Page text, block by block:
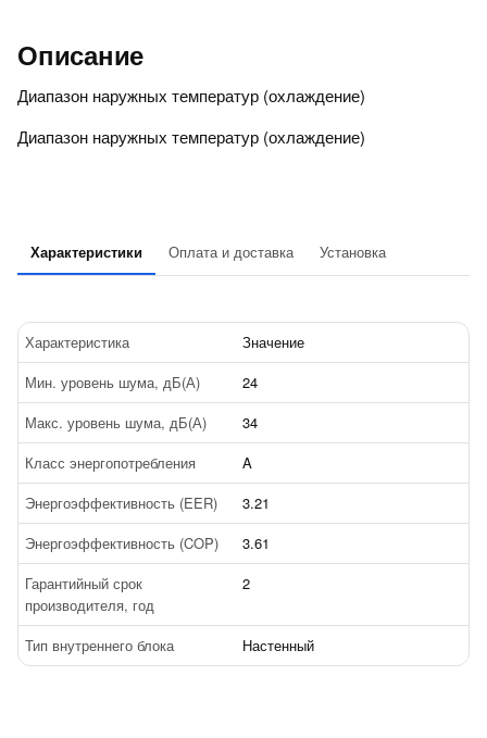
Описание
Диапазон наружных температур (охлаждение)
Диапазон наружных температур (охлаждение)
Характеристики Оплата и доставка Установка
Характеристика
Значение
Мин. уровень шума, дБ(А)
24
Макс. уровень шума, дБ(А)
34
Класс энергопотребления
A
Энергоэффективность (EER)
3.21
Энергоэффективность (COP)
3.61
Гарантийный срок
производителя, год
2
Тип внутреннего блока Настенный